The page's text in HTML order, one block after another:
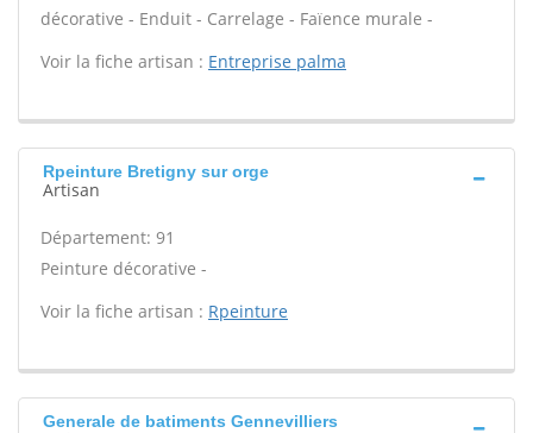
décorative - Enduit - Carrelage - Faïence murale -
Voir la fiche artisan : Entreprise palma
Rpeinture Bretigny sur orge
Artisan
Département: 91
Peinture décorative -
Voir la fiche artisan : Rpeinture
Generale de batiments Gennevilliers